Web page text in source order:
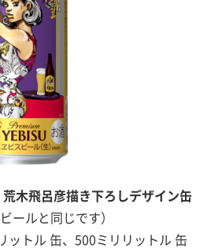
荒木飛呂彦描き下ろしデザイン缶
ールと同じです）
ットル 缶、500ミリリットル 缶